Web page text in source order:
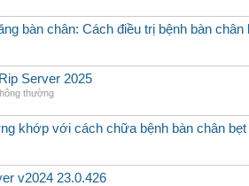
bàn chân: Cách điều trị bệnh bàn chân
Server 2025
thường
khớp với cách chữa bệnh bàn chân bẹt
v2024 23.0.426